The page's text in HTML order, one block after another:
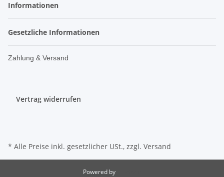
Informationen
Gesetzliche Informationen
Zahlung & Versand
Vertrag widerrufen
* Alle Preise inkl. gesetzlicher USt., zzgl. Versand
Powered by